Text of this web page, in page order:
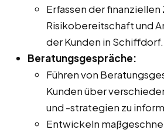
Erfassen der finanziellen
Risikobereitschaft und
der Kunden in Schiffdorf.
Beratungsgespräche:
Führen von
Kunden über
und -strategien zu
Entwickeln